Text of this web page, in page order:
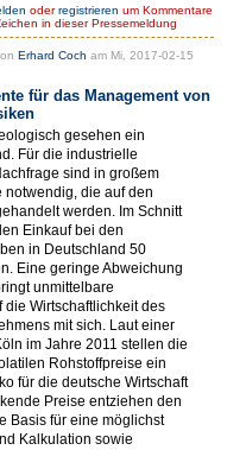
oderregistrieren um Kommentare
in dieser Pressemeldung
Erhard Coch am Mi, 2017-02-15
für das Management von
gesehen ein
Für die industrielle
sind in großem
notwendig, die auf den
werden. Im Schnitt
Einkauf bei den
in Deutschland 50
Eine geringe Abweichung
unmittelbare
die Wirtschaftlichkeit des
mit sich. Laut einer
im Jahre 2011 stellen die
Rohstoffpreise ein
für die deutsche Wirtschaft
Preise entziehen den
Basis für eine möglichst
Kalkulation sowie